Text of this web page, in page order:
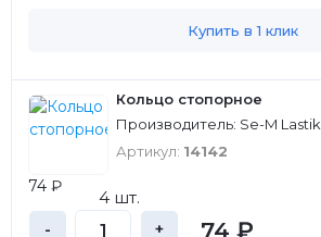
Купить в 1 клик
Кольцо стопорное
Производитель: Se-M Lastik
Артикул: 14142
74 ₽
4 шт.
- + 74 ₽